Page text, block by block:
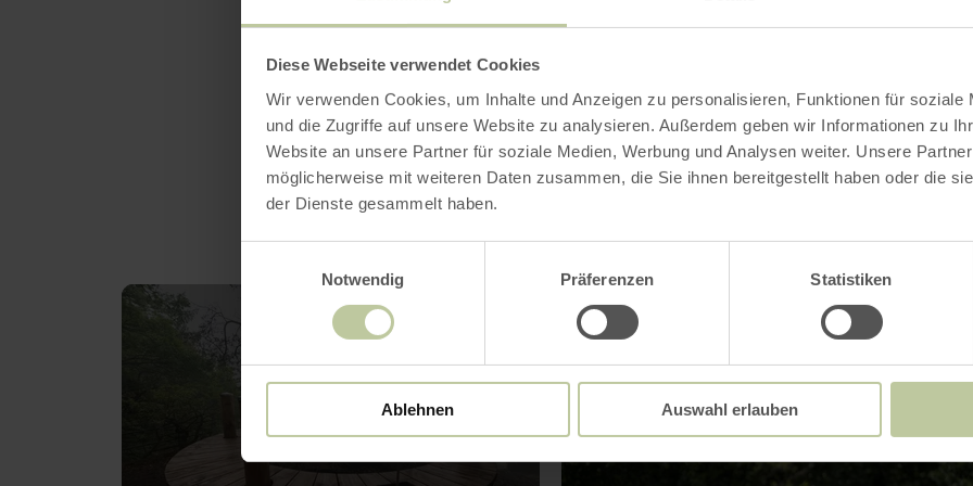
Diese Webseite verwendet Cookies
Wir verwenden Cookies, um Inhalte und Anzeigen zu personalisieren, Funktionen für soziale
und die Zugriffe auf unsere Website zu analysieren. Außerdem geben wir Informationen zu
Website an unsere Partner für soziale Medien, Werbung und Analysen weiter. Unsere
möglicherweise mit weiteren Daten zusammen, die Sie ihnen bereitgestellt haben oder die
der Dienste gesammelt haben.
Notwendig
Präferenzen Statistiken
Ablehnen Auswahl erlauben
irgendetwas funktioniert einfach nicht
Interessieren Sie
mehr
erfahren
mehr
erfahren
zu:
Radfahren